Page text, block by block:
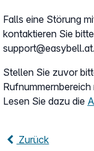
Falls eine Störung
kontaktieren Sie
support@easybell.at.
Stellen Sie zuvor
Rufnummernbereich
Lesen Sie dazu die
Zurück